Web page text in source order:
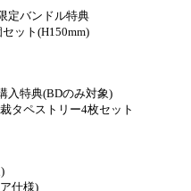
定バンドル特典
ット(H150mm)
入特典(BDのみ対象)
タペストリー4枚セット
仕様)